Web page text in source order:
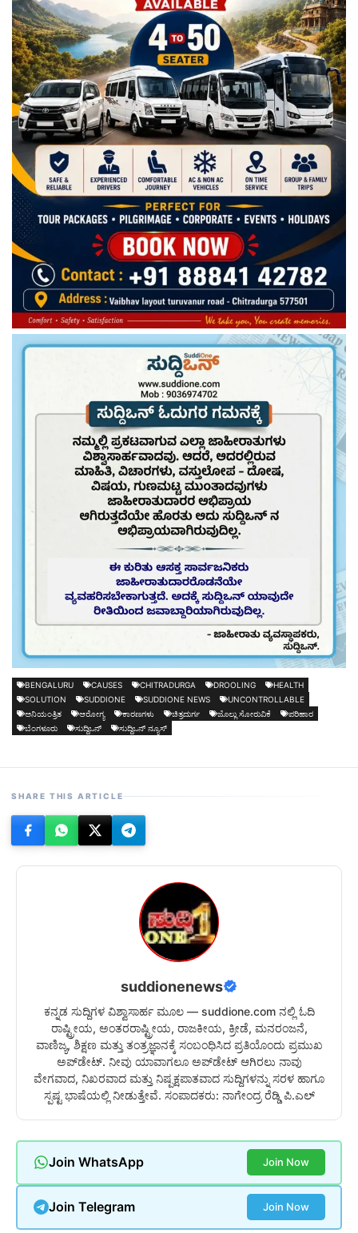
BENGALURU CAUSES CHITRADURGA DROOLING
HEALTH
SOLUTION
SUDDIONE SUDDIONE NEWS
UNCONTROLLABLE
ಅನಿಯಂತ್ರಿತ
ಆರೋಗ್ಯ ಕಾರಣಗಳು ಚಿತ್ರದುರ್ಗ ಜೊಲ್ಲು ಸೋರುವಿಕೆ
ಪರಿಹಾರ
ಬೆಂಗಳೂರು
ಸುದ್ದಿಒನ್ ಸುದ್ದಿಒನ್ ನ್ಯೂಸ್
SHARE THIS ARTICLE
suddionenews
ಕನ್ನಡ ಸುದ್ದಿಗಳ ವಿಶ್ವಾಸಾರ್ಹ ಮೂಲ — suddione.com ನಲ್ಲಿ ಓದಿ
ರಾಷ್ಟ್ರೀಯ, ಅಂತರರಾಷ್ಟ್ರೀಯ, ರಾಜಕೀಯ, ಕ್ರೀಡೆ, ಮನರಂಜನೆ,
ವಾಣಿಜ್ಯ, ಶಿಕ್ಷಣ ಮತ್ತು ತಂತ್ರಜ್ಞಾನಕ್ಕೆ ಸಂಬಂಧಿಸಿದ ಪ್ರತಿಯೊಂದು ಪ್ರಮುಖ
ಅಪ್‌ಡೇಟ್. ನೀವು ಯಾವಾಗಲೂ ಅಪ್‌ಡೇಟ್ ಆಗಿರಲು ನಾವು
ವೇಗವಾದ, ನಿಖರವಾದ ಮತ್ತು ನಿಷ್ಪಕ್ಷಪಾತವಾದ ಸುದ್ದಿಗಳನ್ನು ಸರಳ ಹಾಗೂ
ಸ್ಪಷ್ಟ ಭಾಷೆಯಲ್ಲಿ ನೀಡುತ್ತೇವೆ. ಸಂಪಾದಕರು: ನಾಗೇಂದ್ರ ರೆಡ್ಡಿ ಪಿ.ಎಲ್
Join WhatsApp Join Now
Join Telegram Join Now